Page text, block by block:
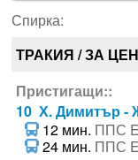
Спирка:
ТРАКИЯ / ЗА
Пристигащи::
10 Х. Димитър -
12 мин. ППС
24 мин. ППС